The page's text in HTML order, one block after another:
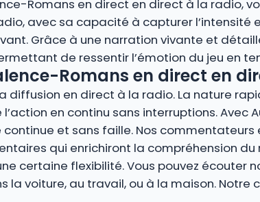
Romans en direct en direct à la radio,
avec sa capacité à capturer l’intensité
Grâce à une narration vivante et
de ressentir l’émotion du jeu en
Romans en direct en
diffusion en direct à la radio. La nature
en continu sans interruptions.
et sans faille. Nos
qui enrichiront la compréhension du
certaine flexibilité. Vous pouvez écouter
voiture, au travail, ou à la maison.